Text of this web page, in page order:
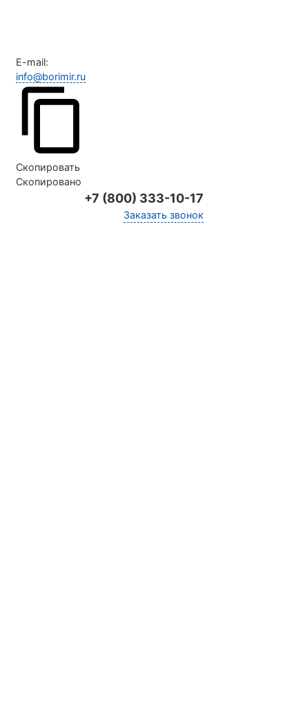
E-mail:
info@borimir.ru
Скопировать
Скопировано
+7 (800) 333-10-17
Заказать звонок